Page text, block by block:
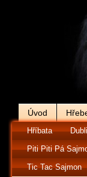
Úvod
Hříbata
Piti Piti Pá
Tic Tac Sajmon